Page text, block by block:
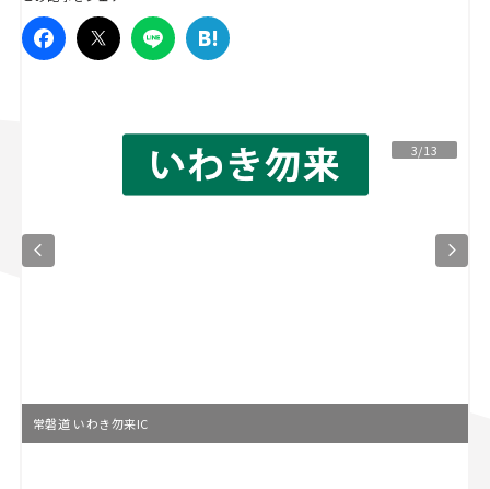
3/13
常磐道 いわき勿来IC
Series
Campaign
スズキ ジムニー｜Suzuki Jimny
スズキ｜Suzuki
マツダ ロードスター｜Mazda Roadster